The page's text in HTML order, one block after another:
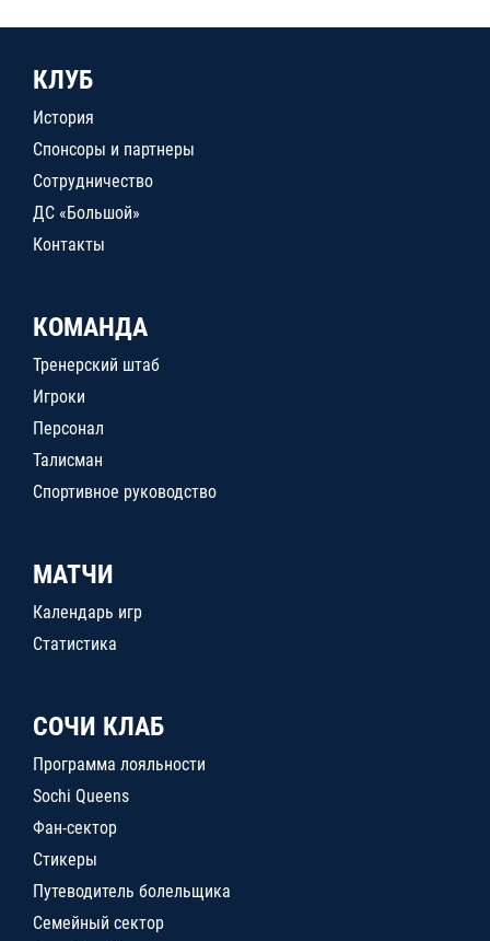
КЛУБ
История
Спонсоры и партнеры
Сотрудничество
ДС «Большой»
Контакты
КОМАНДА
Тренерский штаб
Игроки
Персонал
Талисман
Спортивное руководство
МАТЧИ
Календарь игр
Статистика
СОЧИ КЛАБ
Программа лояльности
Sochi Queens
Фан-сектор
Стикеры
Путеводитель болельщика
Семейный сектор